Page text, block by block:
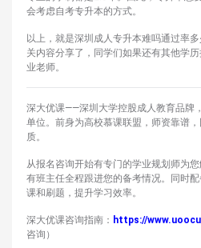
会考虑自考专升本的方式。
以上，就是深圳成人专升本难吗通过率
关内容分享了，同学们如果还有其他学
业老师。
深大优课——深圳大学控股成人教育品牌
单位。前身为高校慕课联盟，师资靠谱
质。
从报名咨询开始有专门的学业规划师为
有班主任全程跟进您的备考情况。同时
课和刷题，提升学习效率。
深大优课咨询指南： https://
咨询）